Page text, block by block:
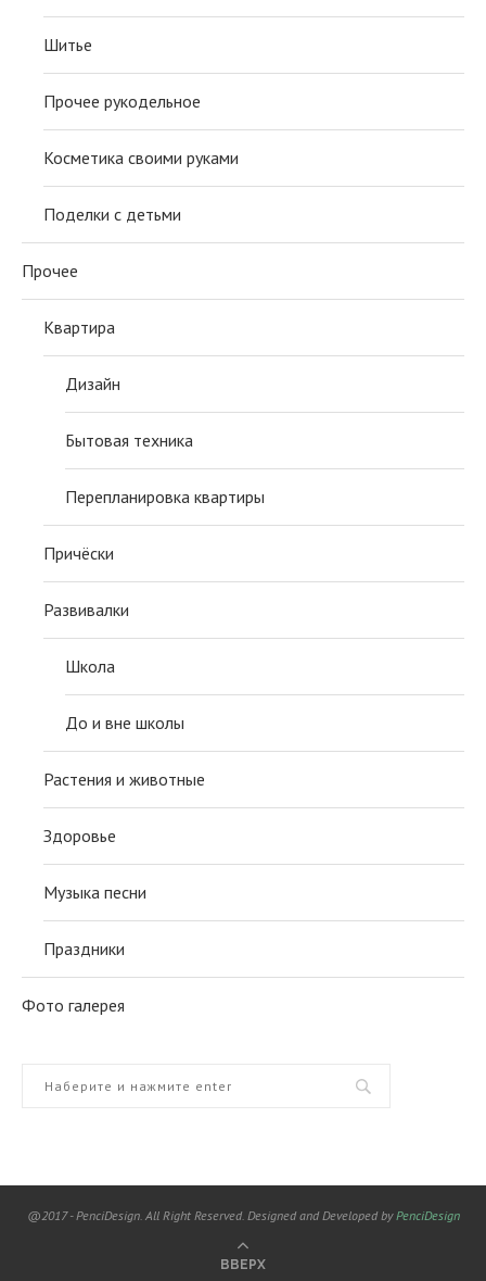
Шитье
Прочее рукодельное
Косметика своими руками
Поделки с детьми
Прочее
Квартира
Дизайн
Бытовая техника
Перепланировка квартиры
Причёски
Развивалки
Школа
До и вне школы
Растения и животные
Здоровье
Музыка песни
Праздники
Фото галерея
@2017 - PenciDesign. All Right Reserved. Designed and Developed byPenciDesign
ВВЕРХ